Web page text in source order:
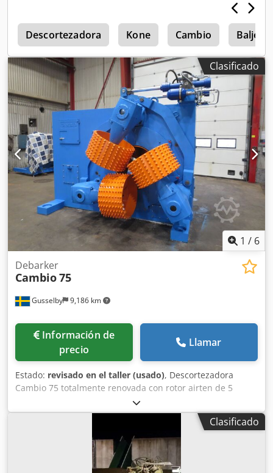
Descortezadora Kone Cambio Baljer
Clasificado
1 / 6
Gusselby 9,186 km
Debarker
Cambio75
Información de
precio
Llamar
Estado: revisado en el taller (usado), Descortezadora
Cambio 75 totalmente renovada con rotor airten de 5
cuchillas y amortiguadores hidráulicos totalmente nuevos.
Crsdpfoncfrzjx Aavjf
Clasificado